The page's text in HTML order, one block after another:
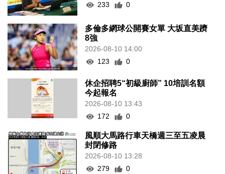
233
0
多倫多網球公開賽女單 大坂直美躋
8強
2026-08-10 14:00
123
0
休企招聘5“初級廚師” 10培訓名額
今起報名
2026-08-10 13:43
172
0
風順大馬路行車天橋週三至五凌晨
封閉修路
2026-08-10 13:28
279
0